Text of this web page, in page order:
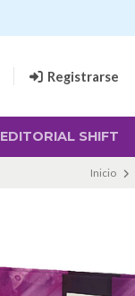
Registrarse
EDITORIAL SHIFT
Inicio